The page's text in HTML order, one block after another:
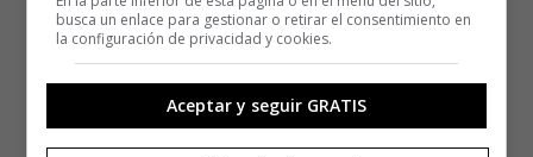
busca un enlace para gestionar o retirar el consentimiento en
la configuración de privacidad y cookies.
Aceptar y seguir GRATIS